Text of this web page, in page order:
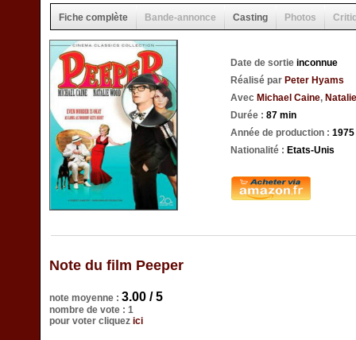
Fiche complète Bande-annonce Casting Photos
Date de sortie inconnue
Réalisé par Peter Hyams
Avec Michael Caine,
Durée : 87 min
Année de production : 1975
Nationalité : Etats-Unis
Note du film Peeper
note moyenne : 3.00 / 5
nombre de vote : 1
pour voter cliquez ici